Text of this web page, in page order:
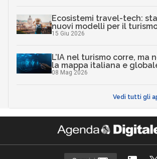
Ecosistemi travel-tech:
nuovi modelli per il
15 Giu 2026
L’IA nel turismo corre, ma
la mappa italiana e
08 Mag 2026
Vedi tutti gli